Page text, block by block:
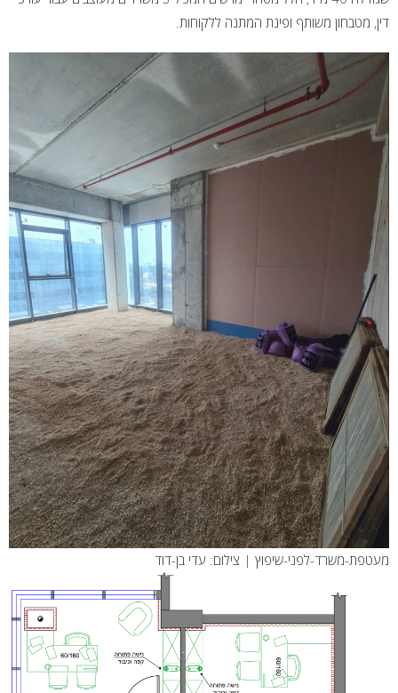
דין, מטבחון משותף ופינת המתנה ללקוחות.
מעטפת-משרד-לפני-שיפוץ | צילום: עדי בן-דוד